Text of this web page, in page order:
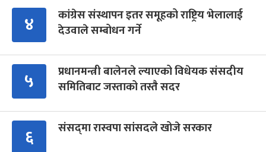
४
कांग्रेस संस्थापन इतर समूहको राष्ट्रिय भेलालाई
देउवाले सम्बोधन गर्ने
५
प्रधानमन्त्री बालेनले ल्याएको विधेयक संसदीय
समितिबाट जस्ताको तस्तै सदर
६ संसद्‍मा रास्वपा सांसदले खोजे सरकार